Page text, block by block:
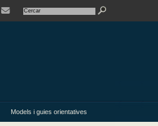
Models i guies orientatives